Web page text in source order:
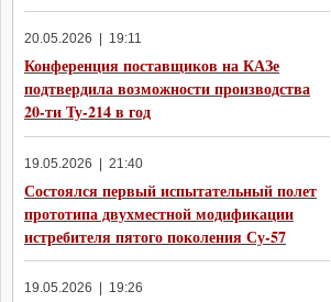
20.05.2026 | 19:11
Конференция поставщиков на КАЗе
подтвердила возможности производства
20-ти Ту-214 в год
19.05.2026 | 21:40
Состоялся первый испытательный полет
прототипа двухместной модификации
истребителя пятого поколения Су-57
19.05.2026 | 19:26